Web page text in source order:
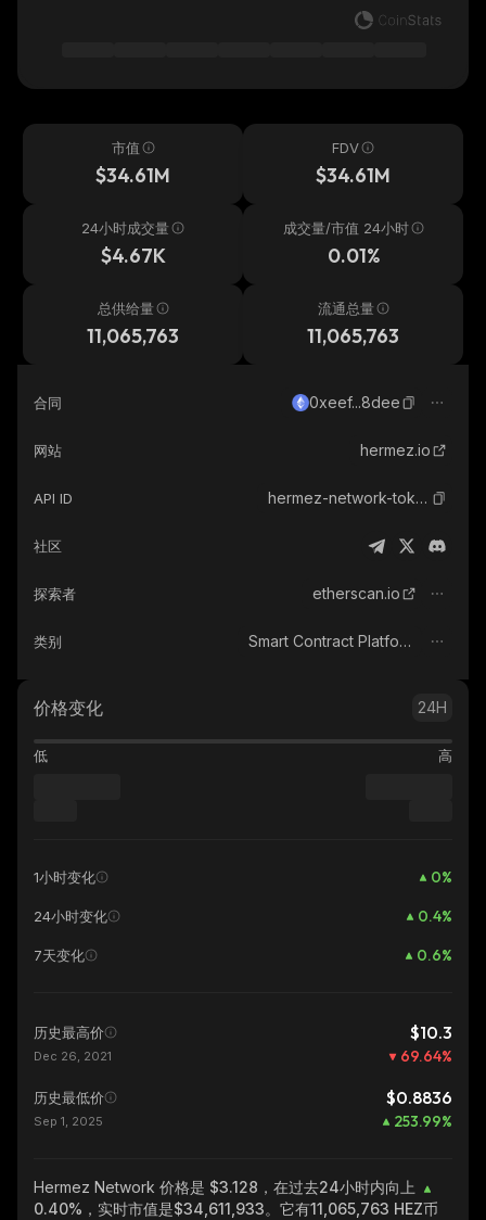
市值
$34.61M
FDV
$34.61M
24小时成交量
$4.67K
成交量/市值 24小时
0.01%
总供给量
11,065,763
流通总量
11,065,763
合同 0xeef...8dee
网站 hermez.io
API ID hermez-network-token
社区
探索者 etherscan.io
类别 Smart Contract Platform
价格变化 24H
低 高
1小时变化 0%
24小时变化 0.4%
7天变化 0.6%
历史最高价 $10.3
Dec 26, 2021 69.64%
历史最低价 $0.8836
Sep 1, 2025 253.99%
Hermez Network 价格是 $3.128，在过去24小时内向上
0.40% ，实时市值是$34,611,933。它有11,065,763 HEZ币